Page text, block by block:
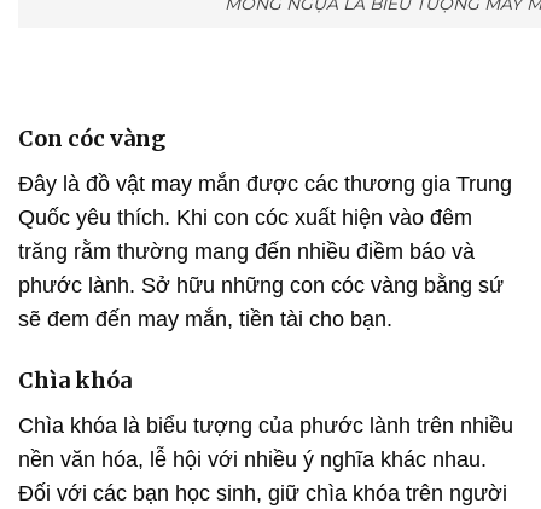
Con cóc vàng
Đây là đồ vật may mắn được các thương gia Trung
Quốc yêu thích. Khi con cóc xuất hiện vào đêm
trăng rằm thường mang đến nhiều điềm báo và
phước lành. Sở hữu những con cóc vàng bằng sứ
sẽ đem đến may mắn, tiền tài cho bạn.
Chìa khóa
Chìa khóa là biểu tượng của phước lành trên nhiều
nền văn hóa, lễ hội với nhiều ý nghĩa khác nhau.
Đối với các bạn học sinh, giữ chìa khóa trên người